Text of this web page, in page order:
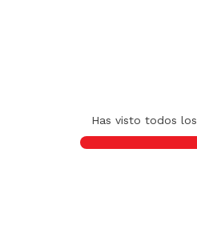
Has visto todos los